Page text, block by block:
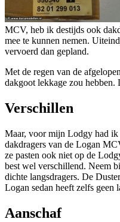
MCV, heb ik destijds ook
mee te kunnen nemen.
vervoerd dan gepland.
Met de regen van de
dakgoot lekkage zou hebben.
Verschillen
Maar, voor mijn Lodgy had ik
dakdragers van de Logan
ze pasten ook niet op de
best wel verschillend. Neem
dichte langsdragers. De
Logan sedan heeft zelfs geen
Aanschaf